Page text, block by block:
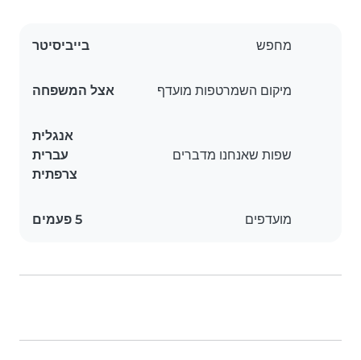
מחפש בייביסיטר
מיקום השמרטפות מועדף אצל המשפחה
שפות שאנחנו מדברים
אנגלית
עברית
צרפתית
מועדפים 5 פעמים